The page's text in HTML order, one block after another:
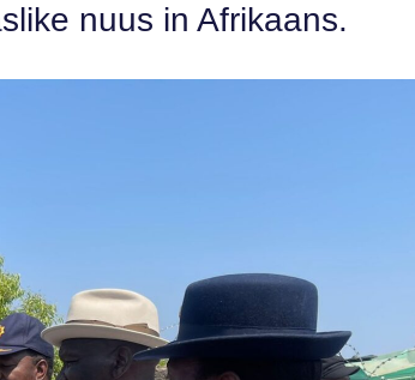
nuus in Afrikaans.